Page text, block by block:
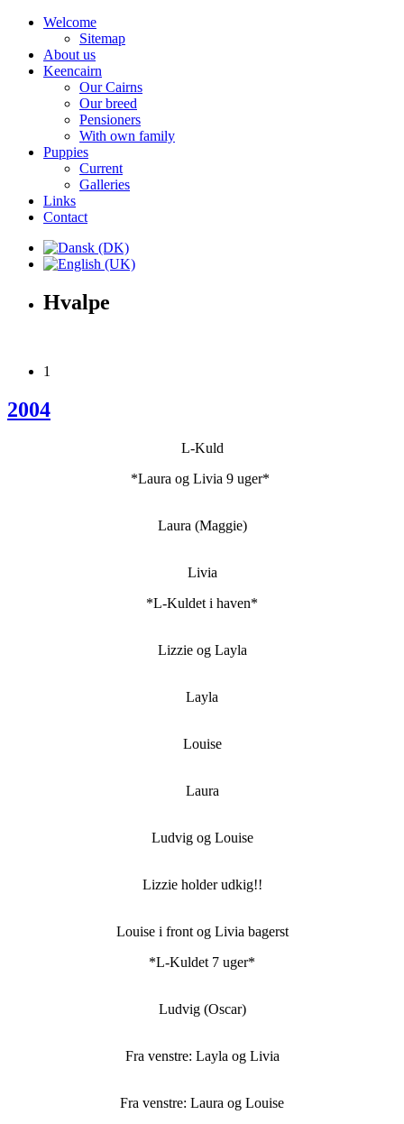
Welcome
Sitemap
About us
Keencairn
Our Cairns
Our breed
Pensioners
With own family
Puppies
Current
Galleries
Links
Contact
Hvalpe
1
2004
L-Kuld
*Laura og Livia 9 uger*
Laura (Maggie)
Livia
*L-Kuldet i haven*
Lizzie og Layla
Layla
Louise
Laura
Ludvig og Louise
Lizzie holder udkig!!
Louise i front og Livia bagerst
*L-Kuldet 7 uger*
Ludvig (Oscar)
Fra venstre: Layla og Livia
Fra venstre: Laura og Louise